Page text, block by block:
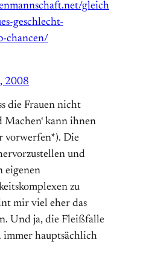
gleich
geschlecht-
chancen/
2008
die Frauen nicht
Machen‘ kann ihnen
vorwerfen*). Die
und
eigenen
zu
mir viel eher das
Und ja, die Fleißfalle
immer hauptsächlich